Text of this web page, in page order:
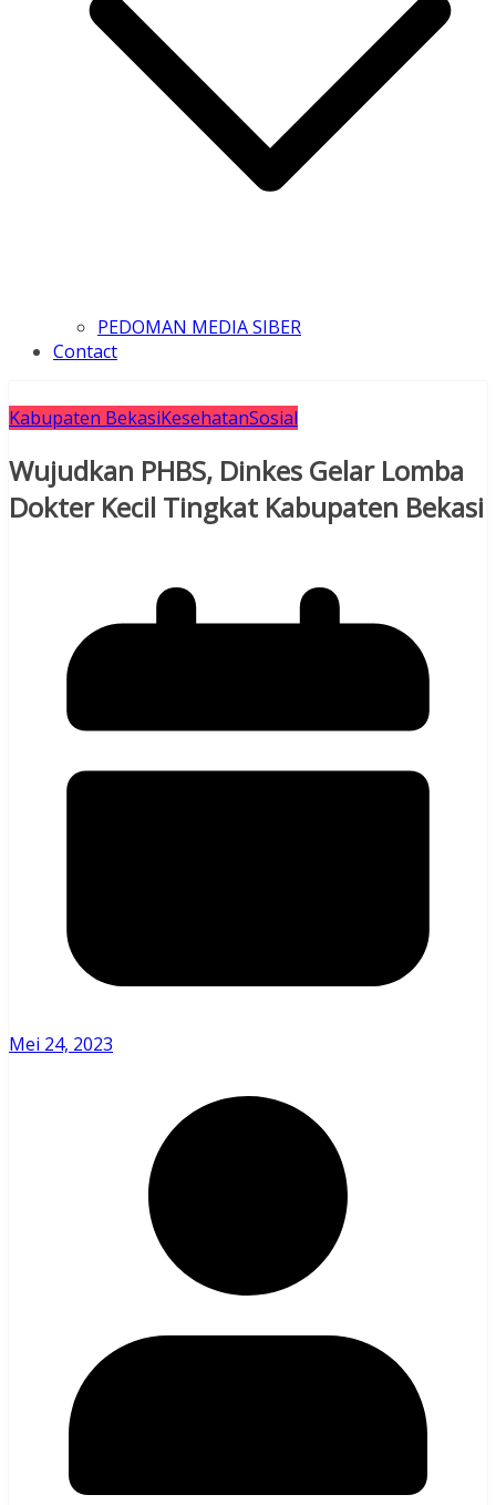
PEDOMAN MEDIA SIBER
Contact
Kabupaten BekasiKesehatanSosial
Wujudkan PHBS, Dinkes Gelar Lomba
Dokter Kecil Tingkat Kabupaten Bekasi
Mei 24, 2023